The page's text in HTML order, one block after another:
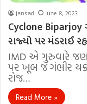
jansad June 8, 2023
Cyclone
રાજ્યો પર મંડરાઈ
IMD એ ગુરુવારે
પર ખૂબ જ ગંભીર
રોજ…
Read More »